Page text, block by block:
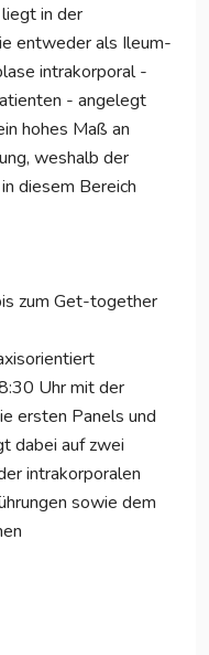
in der
entweder als Ileum-
intrakorporal -
- angelegt
hohes Maß an
weshalb der
diesem Bereich
zum Get-together
Uhr mit der
ersten Panels und
dabei auf zwei
intrakorporalen
sowie dem